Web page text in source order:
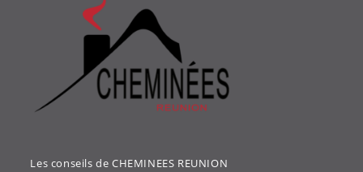
Les conseils de CHEMINEES REUNION